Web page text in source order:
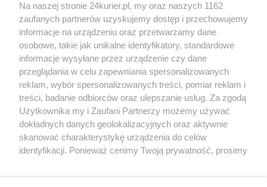
Przebudowa w ruchu ciągłym [GALERIA, FILM]
Komunikacja na Dni Morza (akt. 1)
POGODA
22℃
Zobacz prognozę na 3 dni
Na naszej stronie 24kurier.pl, my oraz naszych 1162
zaufanych partnerów uzyskujemy dostęp i przechowujemy
informacje na urządzeniu oraz przetwarzamy dane
osobowe, takie jak unikalne identyfikatory, standardowe
informacje wysyłane przez urządzenie czy dane
przeglądania w celu zapewniania spersonalizowanych
reklam, wybór spersonalizowanych treści, pomiar reklam i
treści, badanie odbiorców oraz ulepszanie usług. Za zgodą
Użytkownika my i Zaufani Partnerzy możemy używać
dokładnych danych geolokalizacyjnych oraz aktywnie
skanować charakterystykę urządzenia do celów
identyfikacji. Ponieważ cenimy Twoją prywatność, prosimy